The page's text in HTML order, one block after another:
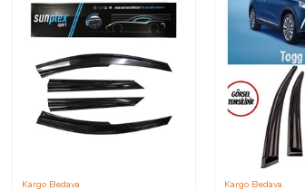
Kargo Bedava Kargo Bedava